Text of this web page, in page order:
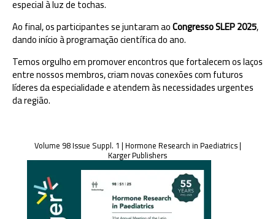
especial à luz de tochas.
Ao final, os participantes se juntaram aoCongresso SLEP 2025,
dando início à programação científica do ano.
Temos orgulho em promover encontros que fortalecem os laços
entre nossos membros, criam novas conexões com futuros
líderes da especialidade e atendem às necessidades urgentes
da região.
Volume 98 Issue Suppl. 1 | Hormone Research in Paediatrics |
Karger Publishers